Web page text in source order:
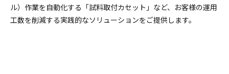
ル）作業を自動化する「試料取付カセット」など、お客様の運用
工数を削減する実践的なソリューションをご提供します。